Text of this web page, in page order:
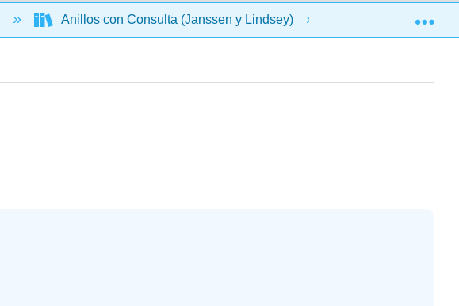
Anillos con Consulta (Janssen y Lindsey) 3: Factorización